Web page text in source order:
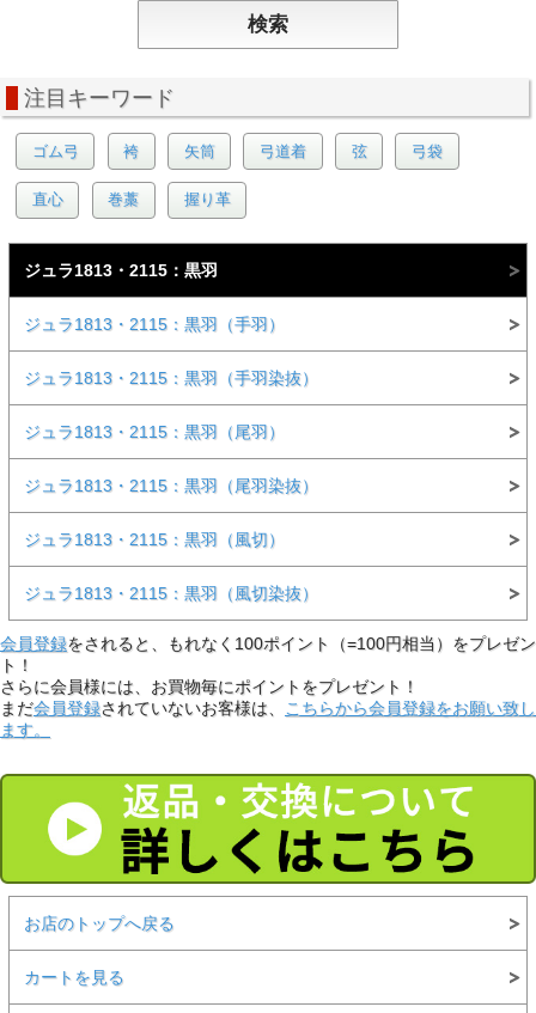
注目キーワード
ゴム弓 袴 矢筒 弓道着 弦 弓袋
直心 巻藁 握り革
ジュラ1813・2115：黒羽
ジュラ1813・2115：黒羽（手羽）
ジュラ1813・2115：黒羽（手羽染抜）
ジュラ1813・2115：黒羽（尾羽）
ジュラ1813・2115：黒羽（尾羽染抜）
ジュラ1813・2115：黒羽（風切）
ジュラ1813・2115：黒羽（風切染抜）
会員登録をされると、もれなく100ポイント（=100円相当）をプレゼン
ト！
さらに会員様には、お買物毎にポイントをプレゼント！
まだ会員登録されていないお客様は、
こちらから会員登録をお願い致し
ます。
お店のトップへ戻る
カートを見る